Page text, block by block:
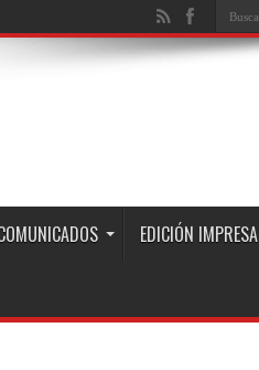
EDICIÓN IMPRESA